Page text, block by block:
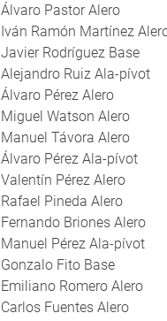
Álvaro Pastor Alero
Iván Ramón Martínez
Javier Rodríguez Base
Alejandro Ruiz Ala-pívot
Álvaro Pérez Alero
Miguel Watson Alero
Manuel Távora Alero
Álvaro Pérez Ala-pívot
Valentín Pérez Alero
Rafael Pineda Alero
Fernando Briones Alero
Manuel Pérez Ala-pívot
Gonzalo Fito Base
Emiliano Romero Alero
Carlos Fuentes Alero